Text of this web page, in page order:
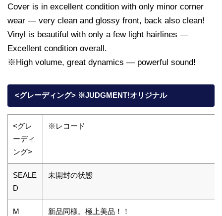
Cover is in excellent condition with only minor corner
wear — very clean and glossy front, back also clean!
Vinyl is beautiful with only a few light hairlines —
Excellent condition overall.
※High volume, great dynamics — powerful sound!
<グレーディング> ※JUDGMENT!オリジナル
<グレ
ーディ
ング>
※レコード
SEALE
D
未開封の状態
M 新品同様。極上美品！！